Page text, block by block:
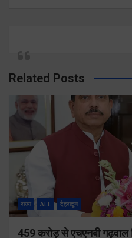
Related Posts
राज्य ALL देहरादून
459 करोड़ से एचएनबी गढ़वाल